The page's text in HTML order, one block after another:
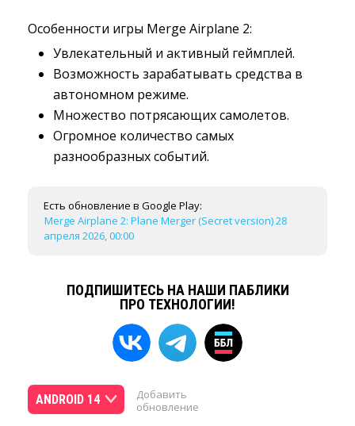
Особенности игры Merge Airplane 2:
Увлекательный и активный геймплей.
Возможность зарабатывать средства в
автономном режиме.
Множество потрясающих самолетов.
Огромное количество самых
разнообразных событий.
Есть обновление в Google Play:
Merge Airplane 2: Plane Merger (Secret version) 28
апреля 2026, 00:00
ПОДПИШИТЕСЬ НА НАШИ ПАБЛИКИ
ПРО ТЕХНОЛОГИИ!
ANDROID 14
Добавить
обновление